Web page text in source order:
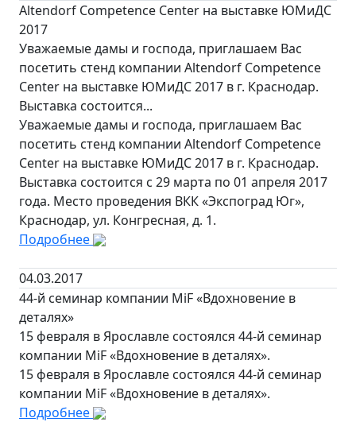
Altendorf Competence Center на выставке ЮМиДС
2017
Уважаемые дамы и господа, приглашаем Вас
посетить стенд компании Altendorf Competence
Center на выставке ЮМиДС 2017 в г. Краснодар.
Выставка состоится...
Уважаемые дамы и господа, приглашаем Вас
посетить стенд компании Altendorf Competence
Center на выставке ЮМиДС 2017 в г. Краснодар.
Выставка состоится с 29 марта по 01 апреля 2017
года. Место проведения ВКК «Экспоград Юг»,
Краснодар, ул. Конгресная, д. 1.
Подробнее
04.03.2017
44-й семинар компании MiF «Вдохновение в
деталях»
15 февраля в Ярославле состоялся 44-й семинар
компании MiF «Вдохновение в деталях».
15 февраля в Ярославле состоялся 44-й семинар
компании MiF «Вдохновение в деталях».
Подробнее